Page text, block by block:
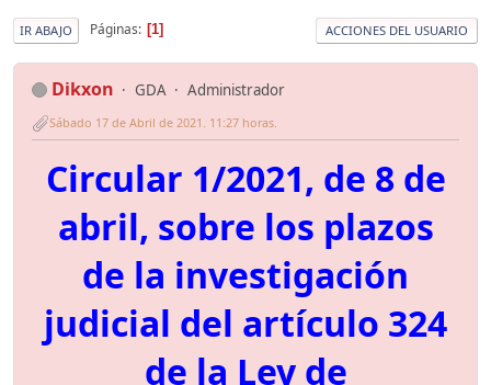
IR ABAJO Páginas 1 ACCIONES DEL USUARIO
Dikxon GDA Administrador
Sábado 17 de Abril de 2021. 11:27 horas.
Circular 1/2021, de 8 de
abril, sobre los plazos
de la investigación
judicial del artículo 324
de la Ley de